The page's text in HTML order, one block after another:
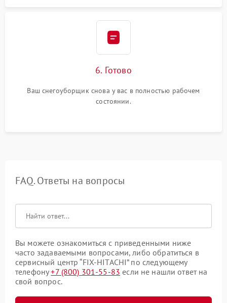
6. Готово
Ваш снегоуборщик снова у вас в полностью рабочем
состоянии.
FAQ. Ответы на вопросы
Вы можете ознакомиться с приведенными ниже
часто задаваемыми вопросами, либо обратиться в
сервисный центр “FIX-HITACHI” по следующему
телефону+7 (800) 301-55-83 если не нашли ответ на
свой вопрос.